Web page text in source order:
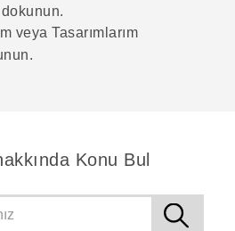
veya Tasarımlarım
Konu Bul